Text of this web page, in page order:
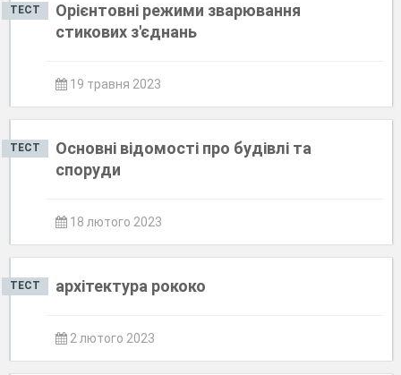
ТЕСТ
Орієнтовні режими зварювання
стикових з'єднань
19 травня 2023
ТЕСТ
Основні відомості про будівлі та
споруди
18 лютого 2023
ТЕСТ архітектура рококо
2 лютого 2023